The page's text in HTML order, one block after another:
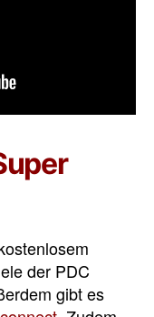
der PDC
gibt es